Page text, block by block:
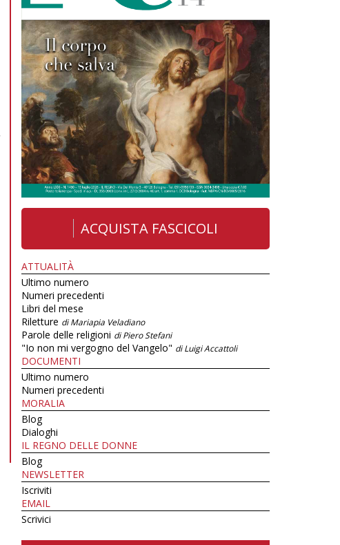
ACQUISTA FASCICOLI
ATTUALITÀ
Ultimo numero
Numeri precedenti
Libri del mese
Riletture di Mariapia Veladiano
Parole delle religioni di Piero Stefani
"Io non mi vergogno del Vangelo" di Luigi Accattoli
DOCUMENTI
Ultimo numero
Numeri precedenti
MORALIA
Blog
Dialoghi
IL REGNO DELLE DONNE
Blog
NEWSLETTER
Iscriviti
EMAIL
Scrivici